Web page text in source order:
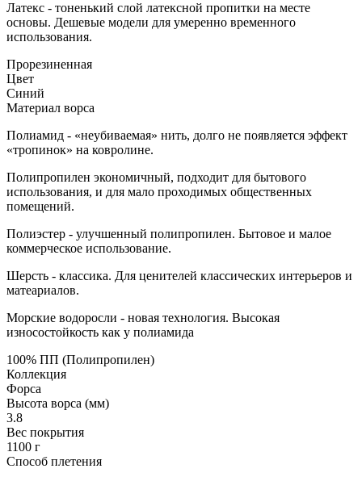
Латекс - тоненький слой латексной пропитки на месте
основы. Дешевые модели для умеренно временного
использования.
Прорезиненная
Цвет
Синий
Материал ворса
Полиамид - «неубиваемая» нить, долго не появляется эффект
«тропинок» на ковролине.
Полипропилен экономичный, подходит для бытового
использования, и для мало проходимых общественных
помещений.
Полиэстер - улучшенный полипропилен. Бытовое и малое
коммерческое использование.
Шерсть - классика. Для ценителей классических интерьеров и
матеариалов.
Морские водоросли - новая технология. Высокая
износостойкость как у полиамида
100% ПП (Полипропилен)
Коллекция
Форса
Высота ворса (мм)
3.8
Вес покрытия
1100 г
Способ плетения